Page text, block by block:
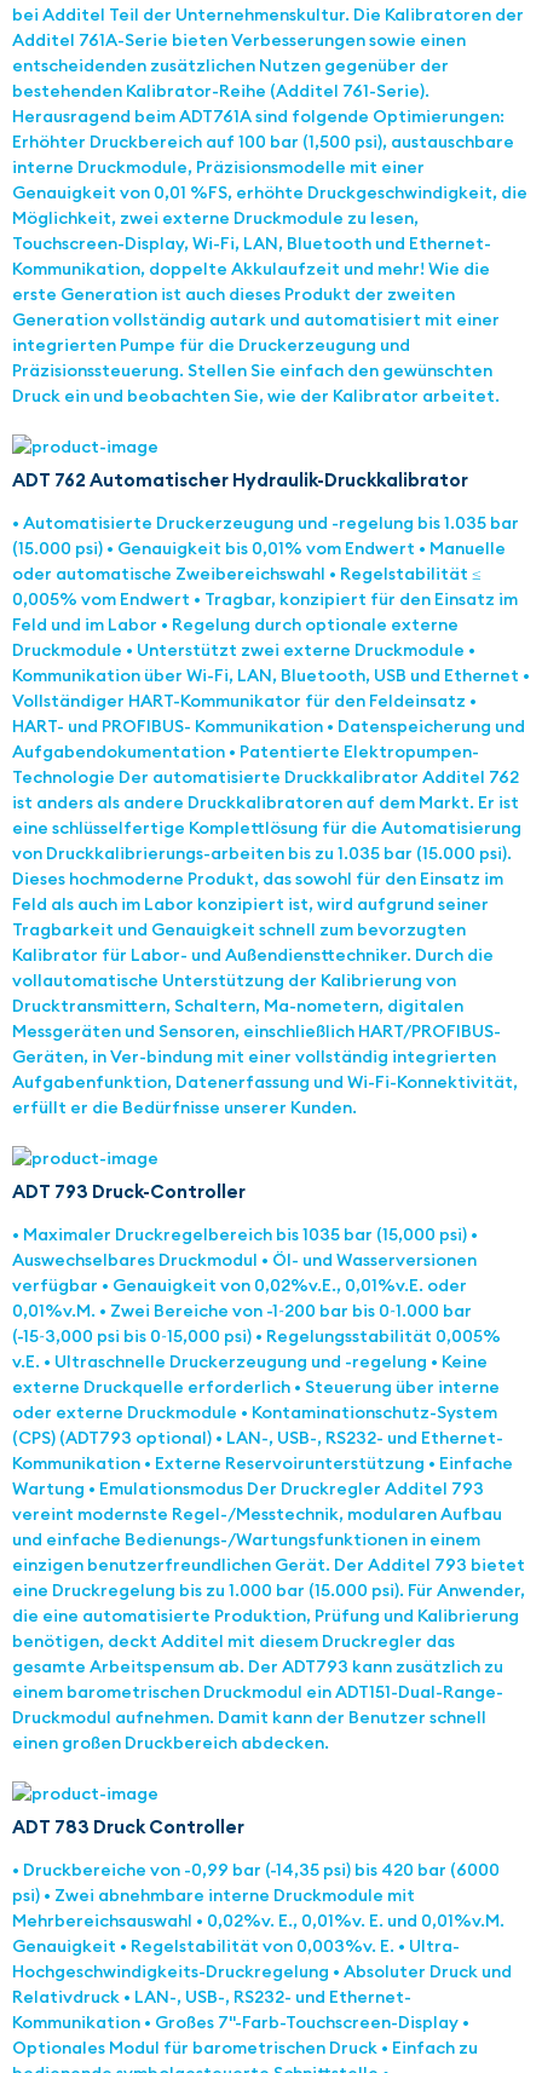
bei Additel Teil der Unternehmenskultur. Die Kalibratoren der
Additel 761A-Serie bieten Verbesserungen sowie einen
entscheidenden zusätzlichen Nutzen gegenüber der
bestehenden Kalibrator-Reihe (Additel 761-Serie).
Herausragend beim ADT761A sind folgende Optimierungen:
Erhöhter Druckbereich auf 100 bar (1,500 psi), austauschbare
interne Druckmodule, Präzisionsmodelle mit einer
Genauigkeit von 0,01 %FS, erhöhte Druckgeschwindigkeit, die
Möglichkeit, zwei externe Druckmodule zu lesen,
Touchscreen-Display, Wi-Fi, LAN, Bluetooth und Ethernet-
Kommunikation, doppelte Akkulaufzeit und mehr! Wie die
erste Generation ist auch dieses Produkt der zweiten
Generation vollständig autark und automatisiert mit einer
integrierten Pumpe für die Druckerzeugung und
Präzisionssteuerung. Stellen Sie einfach den gewünschten
Druck ein und beobachten Sie, wie der Kalibrator arbeitet.
ADT 762 Automatischer Hydraulik-Druckkalibrator
• Automatisierte Druckerzeugung und -regelung bis 1.035 bar
(15.000 psi) • Genauigkeit bis 0,01% vom Endwert • Manuelle
oder automatische Zweibereichswahl • Regelstabilität ≤
0,005% vom Endwert • Tragbar, konzipiert für den Einsatz im
Feld und im Labor • Regelung durch optionale externe
Druckmodule • Unterstützt zwei externe Druckmodule •
Kommunikation über Wi-Fi, LAN, Bluetooth, USB und Ethernet •
Vollständiger HART-Kommunikator für den Feldeinsatz •
HART- und PROFIBUS- Kommunikation • Datenspeicherung und
Aufgabendokumentation • Patentierte Elektropumpen-
Technologie Der automatisierte Druckkalibrator Additel 762
ist anders als andere Druckkalibratoren auf dem Markt. Er ist
eine schlüsselfertige Komplettlösung für die Automatisierung
von Druckkalibrierungs-arbeiten bis zu 1.035 bar (15.000 psi).
Dieses hochmoderne Produkt, das sowohl für den Einsatz im
Feld als auch im Labor konzipiert ist, wird aufgrund seiner
Tragbarkeit und Genauigkeit schnell zum bevorzugten
Kalibrator für Labor- und Außendiensttechniker. Durch die
vollautomatische Unterstützung der Kalibrierung von
Drucktransmittern, Schaltern, Ma-nometern, digitalen
Messgeräten und Sensoren, einschließlich HART/PROFIBUS-
Geräten, in Ver-bindung mit einer vollständig integrierten
Aufgabenfunktion, Datenerfassung und Wi-Fi-Konnektivität,
erfüllt er die Bedürfnisse unserer Kunden.
ADT 793 Druck-Controller
• Maximaler Druckregelbereich bis 1035 bar (15,000 psi) •
Auswechselbares Druckmodul • Öl- und Wasserversionen
verfügbar • Genauigkeit von 0,02%v.E., 0,01%v.E. oder
0,01%v.M. • Zwei Bereiche von -1~200 bar bis 0~1.000 bar
(-15~3,000 psi bis 0~15,000 psi) • Regelungsstabilität 0,005%
v.E. • Ultraschnelle Druckerzeugung und -regelung • Keine
externe Druckquelle erforderlich • Steuerung über interne
oder externe Druckmodule • Kontaminationschutz-System
(CPS) (ADT793 optional) • LAN-, USB-, RS232- und Ethernet-
Kommunikation • Externe Reservoirunterstützung • Einfache
Wartung • Emulationsmodus Der Druckregler Additel 793
vereint modernste Regel-/Messtechnik, modularen Aufbau
und einfache Bedienungs-/Wartungsfunktionen in einem
einzigen benutzerfreundlichen Gerät. Der Additel 793 bietet
eine Druckregelung bis zu 1.000 bar (15.000 psi). Für Anwender,
die eine automatisierte Produktion, Prüfung und Kalibrierung
benötigen, deckt Additel mit diesem Druckregler das
gesamte Arbeitspensum ab. Der ADT793 kann zusätzlich zu
einem barometrischen Druckmodul ein ADT151-Dual-Range-
Druckmodul aufnehmen. Damit kann der Benutzer schnell
einen großen Druckbereich abdecken.
ADT 783 Druck Controller
• Druckbereiche von -0,99 bar (-14,35 psi) bis 420 bar (6000
psi) • Zwei abnehmbare interne Druckmodule mit
Mehrbereichsauswahl • 0,02%v. E., 0,01%v. E. und 0,01%v.M.
Genauigkeit • Regelstabilität von 0,003%v. E. • Ultra-
Hochgeschwindigkeits-Druckregelung • Absoluter Druck und
Relativdruck • LAN-, USB-, RS232- und Ethernet-
Kommunikation • Großes 7"-Farb-Touchscreen-Display •
Optionales Modul für barometrischen Druck • Einfach zu